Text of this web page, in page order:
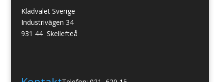
Klädvalet Sverige
Industrivägen 34
931 44 Skellefteå